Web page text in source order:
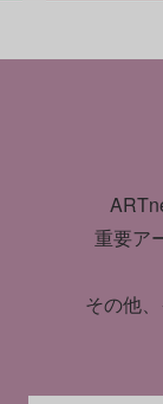
重要ア
その他